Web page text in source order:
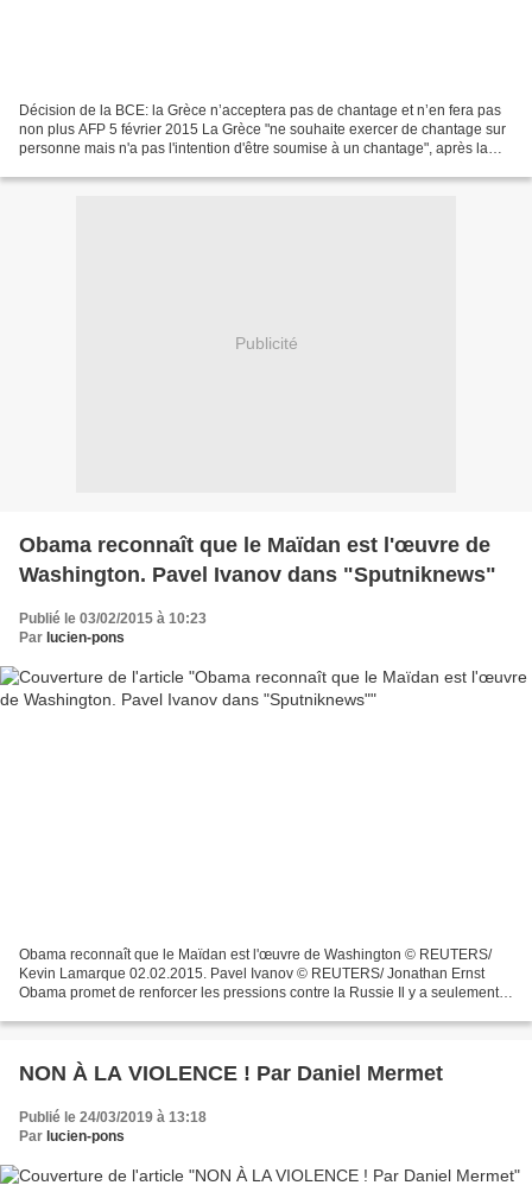
Décision de la BCE: la Grèce n’acceptera pas de chantage et n’en fera pas
non plus AFP 5 février 2015 La Grèce "ne souhaite exercer de chantage sur
personne mais n'a pas l'intention d'être soumise à un chantage", après la
Publicité
Obama reconnaît que le Maïdan est l'œuvre de
Washington. Pavel Ivanov dans "Sputniknews"
Publié le 03/02/2015 à 10:23
Par lucien-pons
Obama reconnaît que le Maïdan est l'œuvre de Washington © REUTERS/
Kevin Lamarque 02.02.2015. Pavel Ivanov © REUTERS/ Jonathan Ernst
Obama promet de renforcer les pressions contre la Russie Il y a seulement
NON À LA VIOLENCE ! Par Daniel Mermet
Publié le 24/03/2019 à 13:18
Par lucien-pons